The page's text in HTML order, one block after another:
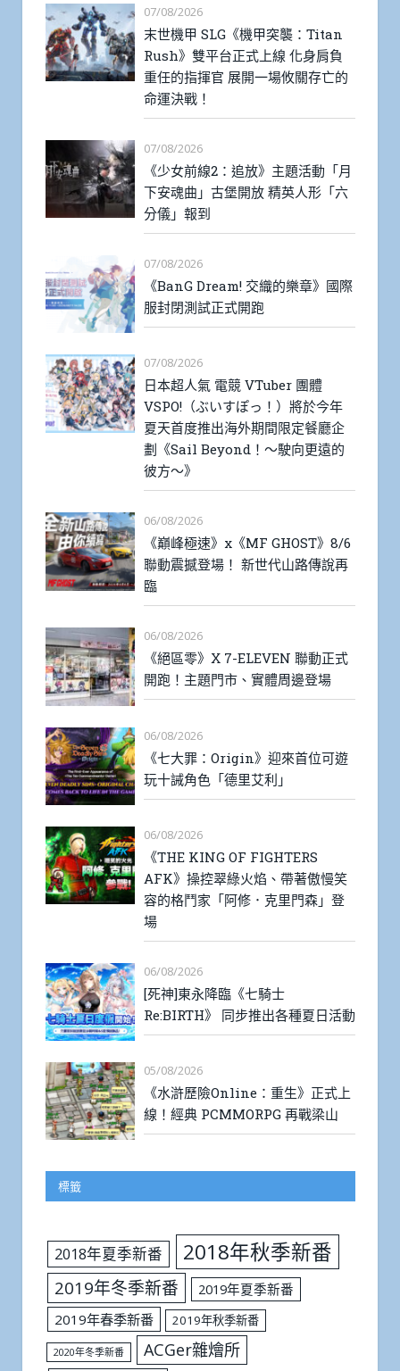
07/08/2026
末世機甲 SLG《機甲突襲：Titan
Rush》雙平台正式上線 化身肩負
重任的指揮官 展開一場攸關存亡的
命運決戰！
07/08/2026
《少女前線2：追放》主題活動「月
下安魂曲」古堡開放 精英人形「六
分儀」報到
07/08/2026
《BanG Dream! 交織的樂章》國際
服封閉測試正式開跑
07/08/2026
日本超人氣 電競 VTuber 團體
VSPO!（ぶいすぽっ！）將於今年
夏天首度推出海外期間限定餐廳企
劃《Sail Beyond！～駛向更遠的
彼方～》
06/08/2026
《巔峰極速》x《MF GHOST》8/6
聯動震撼登場！ 新世代山路傳說再
臨
06/08/2026
《絕區零》X 7-ELEVEN 聯動正式
開跑！主題門市、實體周邊登場
06/08/2026
《七大罪：Origin》迎來首位可遊
玩十誡角色「德里艾利」
06/08/2026
《THE KING OF FIGHTERS
AFK》操控翠綠火焰、帶著傲慢笑
容的格鬥家「阿修．克里門森」登
場
06/08/2026
[死神]東永降臨《七騎士
Re:BIRTH》 同步推出各種夏日活動
05/08/2026
《水滸歷險Online：重生》正式上
線！經典 PCMMORPG 再戰梁山
標籤
2018年夏季新番 2018年秋季新番
2019年冬季新番
2019年夏季新番
2019年春季新番
2019年秋季新番
2020年冬季新番 ACGer雜燴所